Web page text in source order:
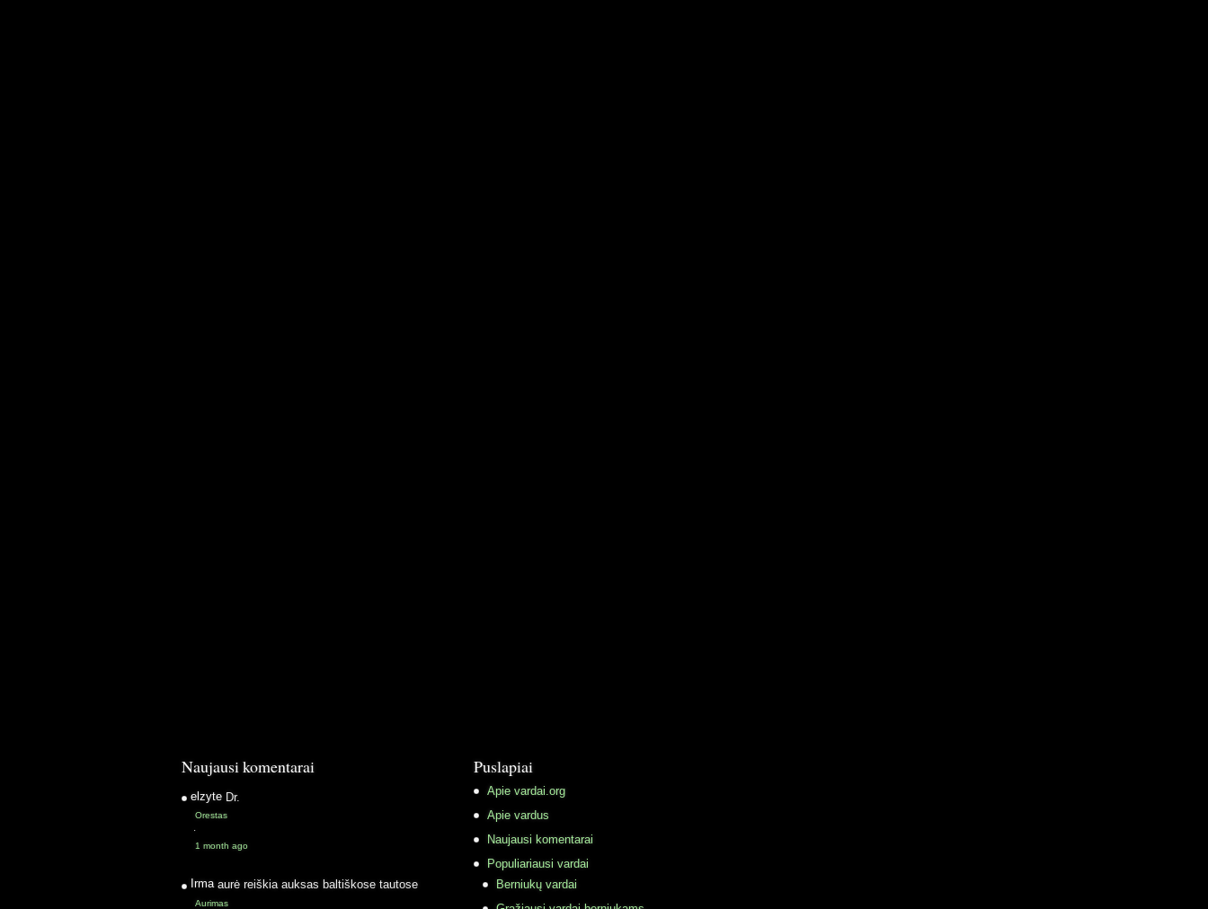
Naujausi komentarai
elzyte Dr.
Orestas
·
1 month ago
Irma aurė reiškia auksas baltiškose tautose
Aurimas
Puslapiai
Apie vardai.org
Apie vardus
Naujausi komentarai
Populiariausi vardai
Berniukų vardai